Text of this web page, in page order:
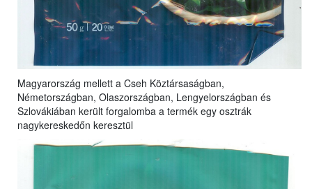
Magyarország mellett a Cseh Köztársaságban,
Németországban, Olaszországban, Lengyelországban és
Szlovákiában került forgalomba a termék egy osztrák
nagykereskedőn keresztül